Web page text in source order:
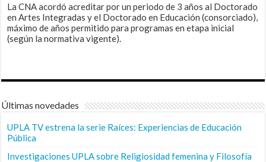
La CNA acordó acreditar por un periodo de 3 años al Doctorado
en Artes Integradas y el Doctorado en Educación (consorciado),
máximo de años permitido para programas en etapa inicial
(según la normativa vigente).
Últimas novedades
UPLA TV estrena la serie Raíces: Experiencias de Educación
Pública
Investigaciones UPLA sobre Religiosidad femenina y Filosofía